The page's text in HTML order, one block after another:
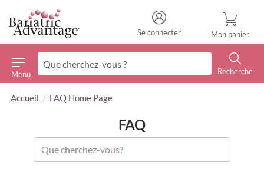
Menu
Recherche
Mon panier
Se connecter
Accueil FAQ Home Page
FAQ